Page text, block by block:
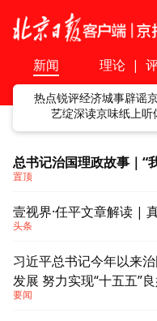
新闻 理论 |
热点锐评经济城事辟谣
艺绽深读京味纸上听
总书记治国理政故事｜“
置顶
壹视界·任平文章解读 |
头条
习近平总书记今年以来
发展 努力实现“十五五”
要闻